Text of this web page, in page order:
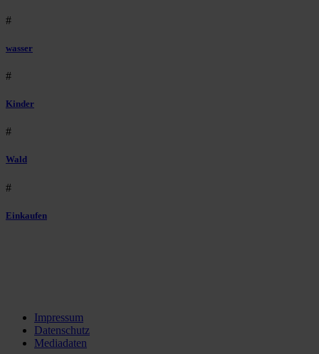
#
wasser
#
Kinder
#
Wald
#
Einkaufen
Impressum
Datenschutz
Mediadaten